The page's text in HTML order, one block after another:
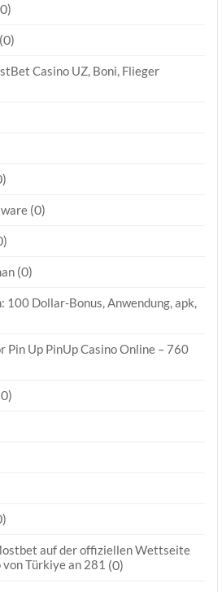
(0)
Casino UZ, Boni, Flieger
(0)
(0)
100 Dollar-Bonus, Anwendung, apk,
Up PinUp Casino Online – 760
auf der offiziellen Wettseite
Türkiye an 281 (0)